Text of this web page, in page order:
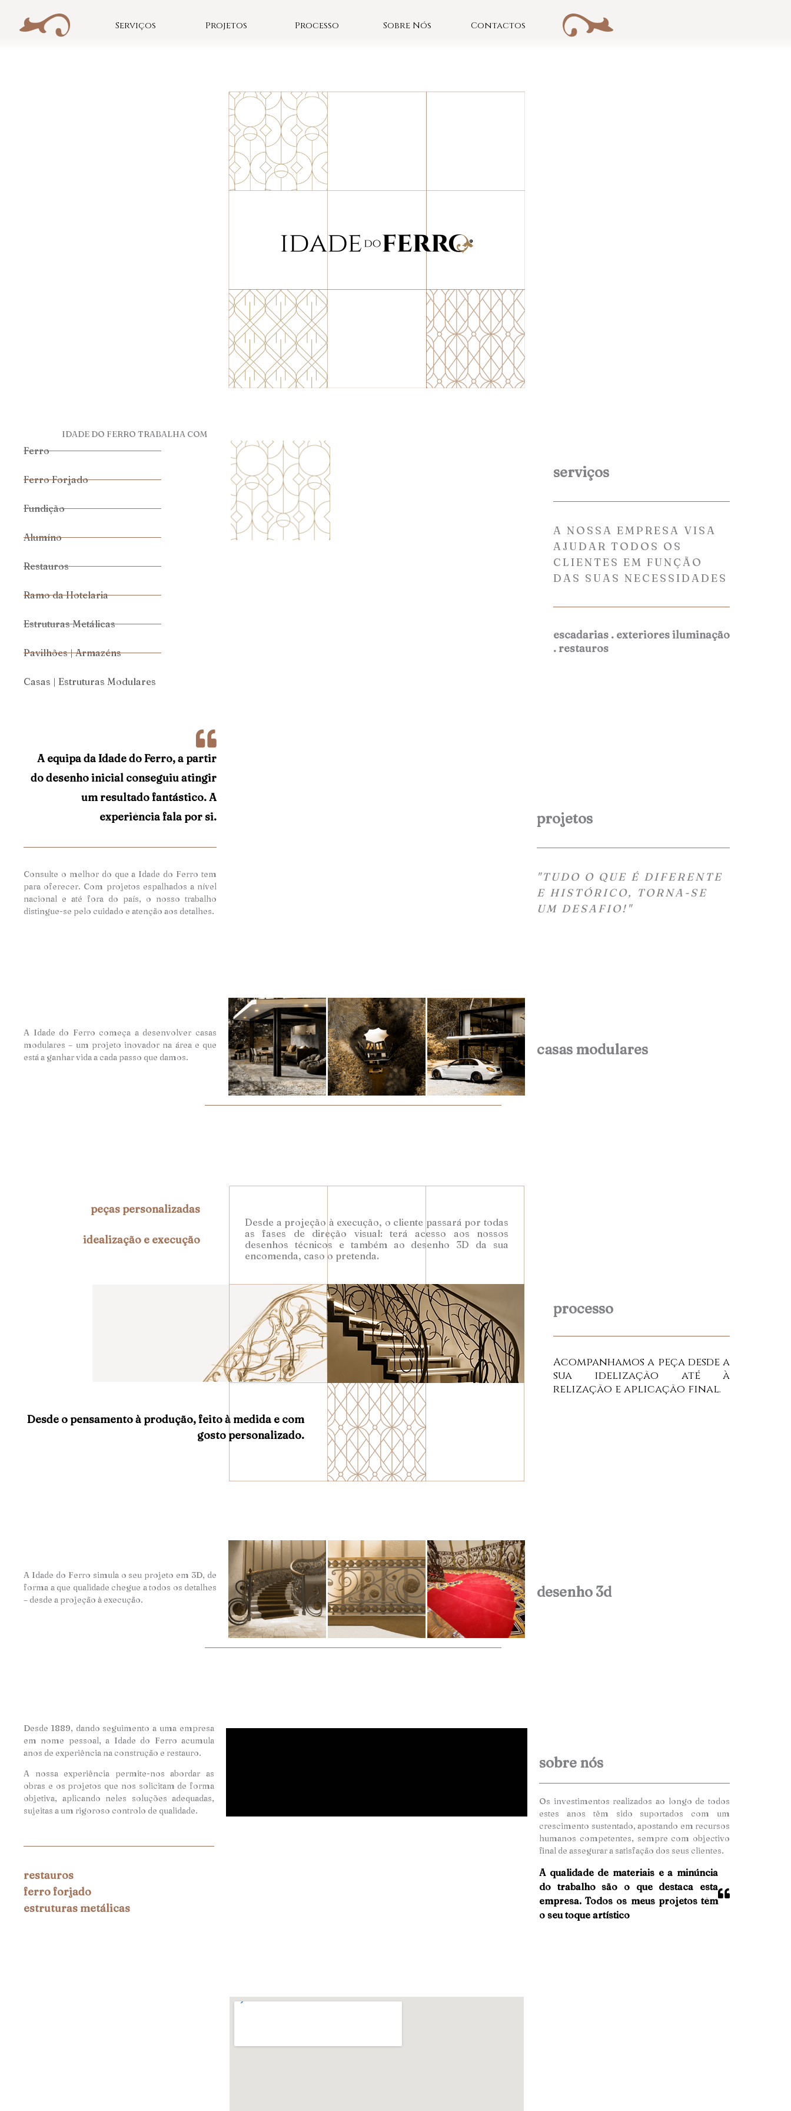
Serviços Projetos Processo Sobre Nós Contactos
IDADE DO FERRO TRABALHA COM
Ferro
Ferro Forjado
Fundição
Alumíno
Restauros
Ramo da Hotelaria
Estruturas Metálicas
Pavilhões | Armazéns
Casas | Estruturas Modulares
serviços
A NOSSA EMPRESA VISA
AJUDAR TODOS OS
CLIENTES EM FUNÇÃO
DAS SUAS NECESSIDADES
escadarias . exteriores iluminação
. restauros
A equipa da Idade do Ferro, a partir
do desenho inicial conseguiu atingir
um resultado fantástico. A
experiência fala por si.
Consulte o melhor do que a Idade do Ferro tem
para oferecer. Com projetos espalhados a nível
nacional e até fora do país, o nosso trabalho
distingue-se pelo cuidado e atenção aos detalhes.
projetos
"TUDO O QUE É DIFERENTE
E HISTÓRICO, TORNA-SE
UM DESAFIO!"
A Idade do Ferro começa a desenvolver casas
modulares – um projeto inovador na área e que
está a ganhar vida a cada passo que damos.
casas modulares
peças personalizadas
idealização e execução
Desde o pensamento à produção, feito à medida e com
gosto personalizado.
Desde a projeção à execução, o cliente passará por todas
as fases de direção visual: terá acesso aos nossos
desenhos técnicos e também ao desenho 3D da sua
encomenda, caso o pretenda.
processo
Acompanhamos a peça desde a
sua idelização até à
relização e aplicação final.
A Idade do Ferro simula o seu projeto em 3D, de
forma a que qualidade chegue a todos os detalhes
– desde a projeção à execução.
desenho 3d
Desde 1889, dando seguimento a uma empresa
em nome pessoal, a Idade do Ferro acumula
anos de experiência na construção e restauro.
A nossa experiência permite-nos abordar as
obras e os projetos que nos solicitam de forma
objetiva, aplicando neles soluções adequadas,
sujeitas a um rigoroso controlo de qualidade.
restauros
ferro forjado
estruturas metálicas
sobre nós
Os investimentos realizados ao longo de todos
estes anos têm sido suportados com um
crescimento sustentado, apostando em recursos
humanos competentes, sempre com objectivo
final de assegurar a satisfação dos seus clientes.
A qualidade de materiais e a minúncia
do trabalho são o que destaca esta
empresa. Todos os meus projetos têm
o seu toque artístico